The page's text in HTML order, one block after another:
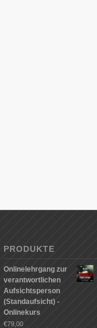
PRODUKTE
Onlinelehrgang zur
verantwortlichen
Aufsichtsperson
(Standaufsicht) -
Onlinekurs
€79,00